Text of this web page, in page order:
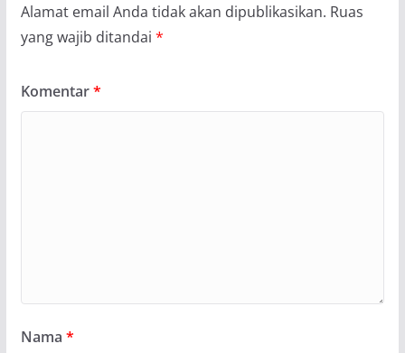
Alamat email Anda tidak akan dipublikasikan. Ruas
yang wajib ditandai *
Komentar*
Nama *